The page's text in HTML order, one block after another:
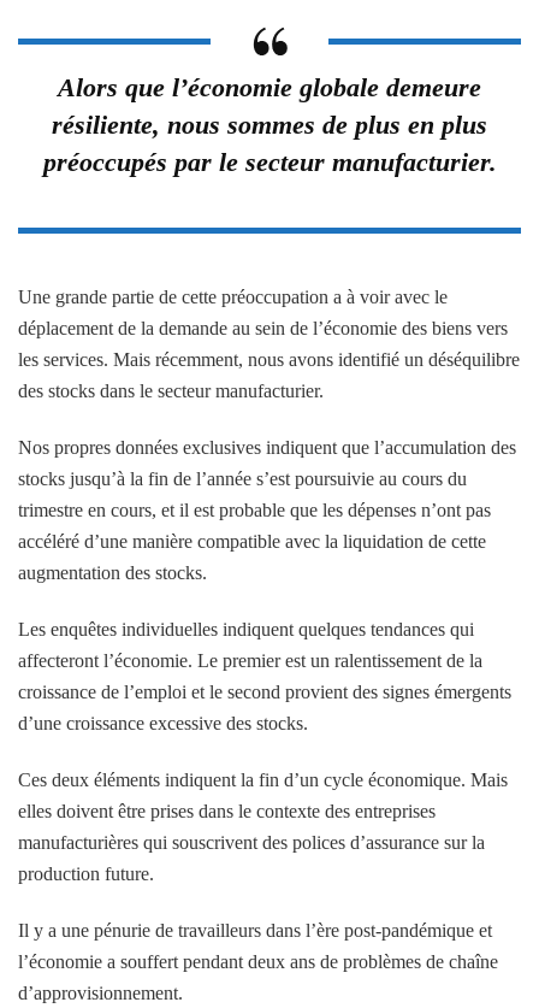
Alors que l’économie globale demeure
résiliente, nous sommes de plus en plus
préoccupés par le secteur manufacturier.
Une grande partie de cette préoccupation a à voir avec le
déplacement de la demande au sein de l’économie des biens vers
les services. Mais récemment, nous avons identifié un déséquilibre
des stocks dans le secteur manufacturier.
Nos propres données exclusives indiquent que l’accumulation des
stocks jusqu’à la fin de l’année s’est poursuivie au cours du
trimestre en cours, et il est probable que les dépenses n’ont pas
accéléré d’une manière compatible avec la liquidation de cette
augmentation des stocks.
Les enquêtes individuelles indiquent quelques tendances qui
affecteront l’économie. Le premier est un ralentissement de la
croissance de l’emploi et le second provient des signes émergents
d’une croissance excessive des stocks.
Ces deux éléments indiquent la fin d’un cycle économique. Mais
elles doivent être prises dans le contexte des entreprises
manufacturières qui souscrivent des polices d’assurance sur la
production future.
Il y a une pénurie de travailleurs dans l’ère post-pandémique et
l’économie a souffert pendant deux ans de problèmes de chaîne
d’approvisionnement.